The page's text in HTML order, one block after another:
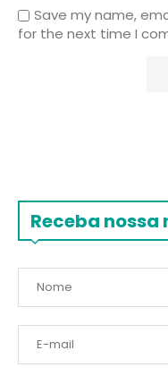
Save my name,
for the next time I
Receba